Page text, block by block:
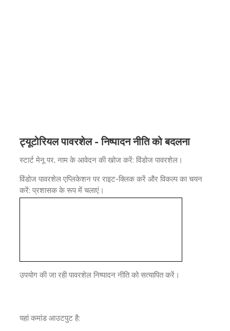
ट्यूटोरियल पावरशेल - निष्पादन नीति को बदलना
स्टार्ट मेनू पर, नाम के आवेदन की खोज करें: विंडोज पावरशेल।
विंडोज पावरशेल एप्लिकेशन पर राइट-क्लिक करें और विकल्प का चयन
करें: प्रशासक के रूप में चलाएं।
उपयोग की जा रही पावरशेल निष्पादन नीति को सत्यापित करें।
यहां कमांड आउटपुट है: